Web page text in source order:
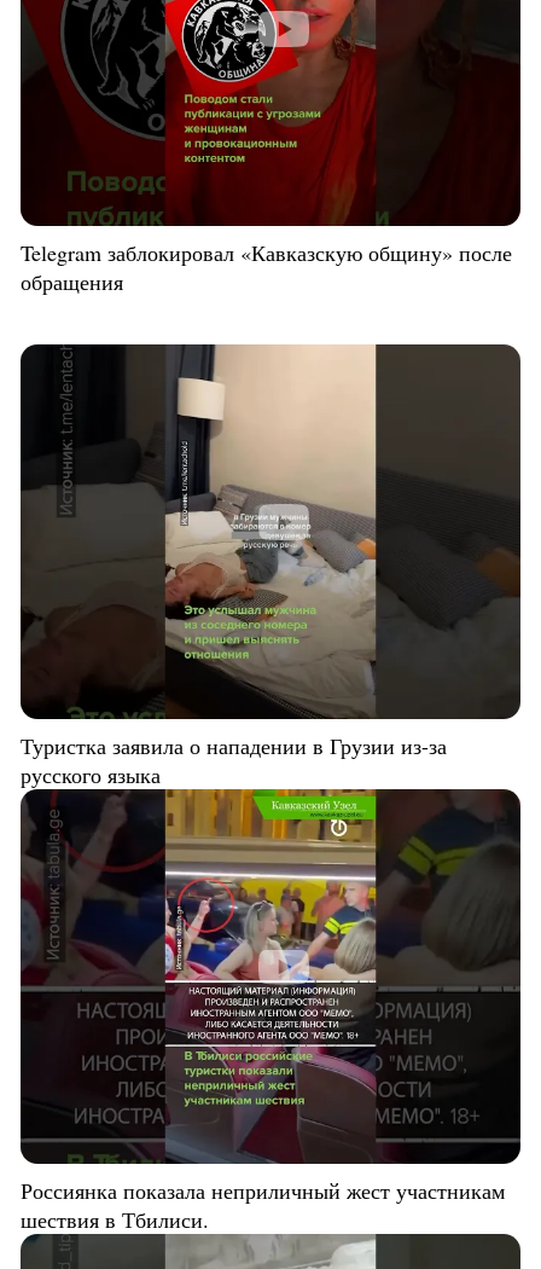
Telegram заблокировал «Кавказскую общину» после
обращения
Туристка заявила о нападении в Грузии из-за
русского языка
Россиянка показала неприличный жест участникам
шествия в Тбилиси.